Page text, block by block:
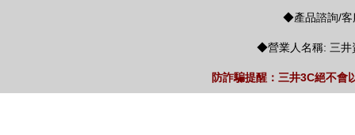
◆產品諮詢/客
◆營業人名稱: 三井
防詐騙提醒：三井3C絕不會